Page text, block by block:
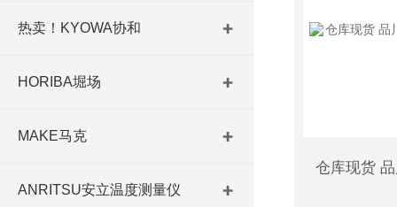
热卖！KYOWA协和
HORIBA堀场
MAKE马克
ANRITSU安立温度测量仪